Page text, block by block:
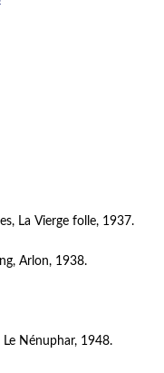
La Vierge folle, 1937.
Arlon, 1938.
Le Nénuphar, 1948.